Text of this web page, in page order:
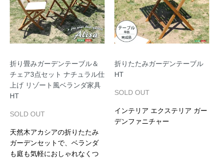
折り畳みガーデンテーブル＆
チェア3点セット ナチュラル仕
上げ リゾート風ベランダ家具
HT
SOLD OUT
天然木アカシアの折りたたみ
ガーデンセットで、ベランダ
も庭も気軽におしゃれなくつ
折りたたみガーデンテーブル
HT
SOLD OUT
インテリア エクステリア ガー
デンファニチャー